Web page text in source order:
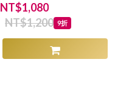
NT$1,080
NT$1,200 9折